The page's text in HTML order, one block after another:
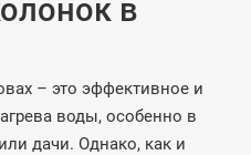
в
– это эффективное и
воды, особенно в
дачи. Однако, как и